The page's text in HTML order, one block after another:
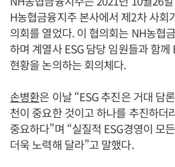
H농협금융지주 본사에서 제2차 사회
의회를 열었다. 이 협의회는 NH농협
하며 계열사 ESG 담당 임원들과 함께
현황을 논의하는 회의체다.
손병환은 이날 “ESG 추진은 거대 담
천이 중요한 것이고 하나를 추진하더
중요하다”며 “실질적 ESG경영이 모
더욱 노력해 달라”고 말했다.